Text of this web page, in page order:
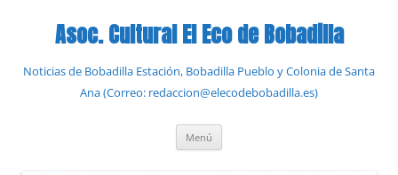
contenidoAsoc. Cultural El Eco de Bobadilla
Noticias de Bobadilla Estación, Bobadilla Pueblo y Colonia de Santa
Ana (Correo: redaccion@elecodebobadilla.es)
Menú